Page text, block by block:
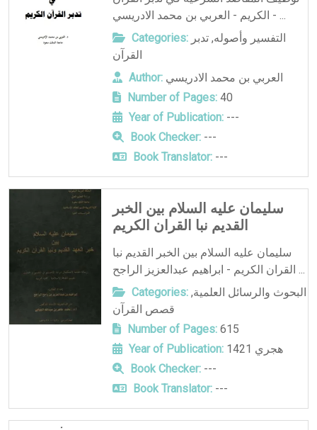
الكريم - العربي بن محمد الادريسي - ...
Categories:
التفسير وأصوله,تدبر
القرآن
Author: العربي بن محمد الادريسي
Number of Pages:40
Year of Publication:---
Book Checker:---
Book Translator:---
سليمان عليه السلام بين الخبر
القديم نبا القران الكريم
سليمان عليه السلام بين الخبر القديم نبا
القران الكريم - ابراهيم عبدالعزيز الراجح ...
Categories: البحوث والرسائل العلمية,
قصص القرآن
Number of Pages:615
Year of Publication:
1421 هجري
Book Checker:---
Book Translator:---